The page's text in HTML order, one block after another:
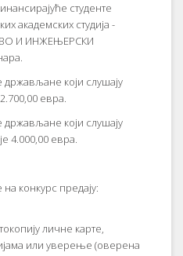
студенте
академских студија -
И ИНЖЕЊЕРСКИ
који слушају
евра.
који слушају
4.000,00 евра.
конкурс предају:
личне карте,
или уверење (оверена